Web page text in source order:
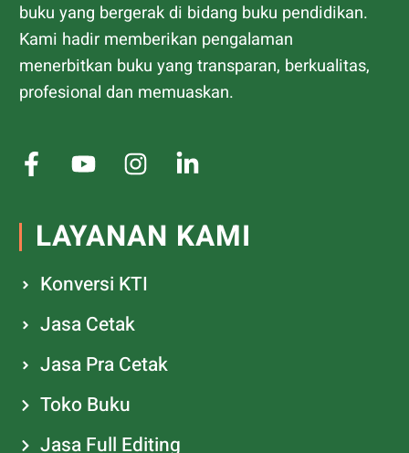
buku yang bergerak di bidang buku pendidikan.
Kami hadir memberikan pengalaman
menerbitkan buku yang transparan, berkualitas,
profesional dan memuaskan.
LAYANAN KAMI
Konversi KTI
Jasa Cetak
Jasa Pra Cetak
Toko Buku
Jasa Full Editing